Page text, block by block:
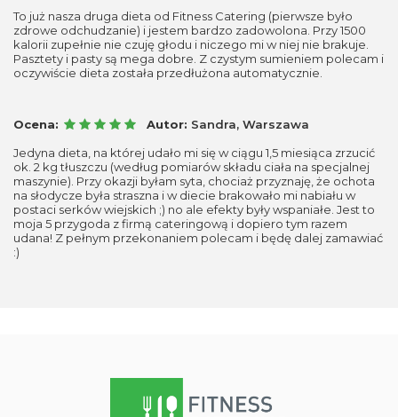
To już nasza druga dieta od Fitness Catering (pierwsze było
zdrowe odchudzanie) i jestem bardzo zadowolona. Przy 1500
kalorii zupełnie nie czuję głodu i niczego mi w niej nie brakuje.
Pasztety i pasty są mega dobre. Z czystym sumieniem polecam i
oczywiście dieta została przedłużona automatycznie.
Ocena: Autor: Sandra, Warszawa
Jedyna dieta, na której udało mi się w ciągu 1,5 miesiąca zrzucić
ok. 2 kg tłuszczu (według pomiarów składu ciała na specjalnej
maszynie). Przy okazji byłam syta, chociaż przyznaję, że ochota
na słodycze była straszna i w diecie brakowało mi nabiału w
postaci serków wiejskich ;) no ale efekty były wspaniałe. Jest to
moja 5 przygoda z firmą cateringową i dopiero tym razem
udana! Z pełnym przekonaniem polecam i będę dalej zamawiać
:)